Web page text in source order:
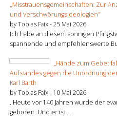
„Misstrauensgemeinschaften: Zur
und Verschwörungsideologien“
by Tobias Faix -25 Mai 2026
Ich habe an diesem sonnigen
spannende und empfehlenswerte
„Hände zum Gebet
Aufstandes gegen die Unordnung
Karl Barth
by Tobias Faix - 10 Mai 2026
. Heute vor 140 Jahren wurde der
geboren. Und er ist ...